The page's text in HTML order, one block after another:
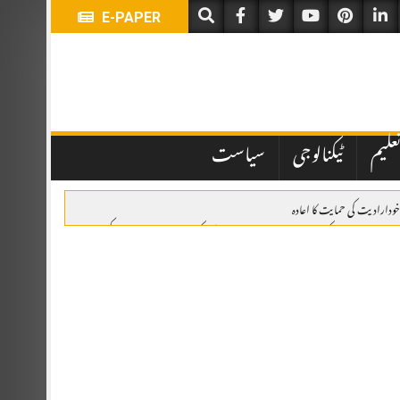
E-PAPER
تعلیم ٹیکنالوجی سیاست
کی حمایت کا اعادہ